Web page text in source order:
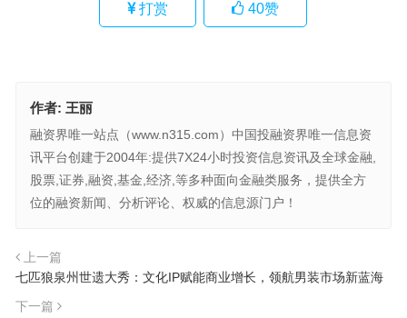
打赏 40赞
作者: 王丽
融资界唯一站点（www.n315.com）中国投融资界唯一信息资
讯平台创建于2004年:提供7X24小时投资信息资讯及全球金融,
股票,证券,融资,基金,经济,等多种面向金融类服务，提供全方
位的融资新闻、分析评论、权威的信息源门户！
上一篇
七匹狼泉州世遗大秀：文化IP赋能商业增长，领航男装市场新蓝海
下一篇